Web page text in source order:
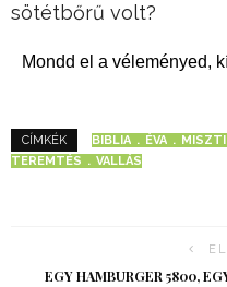
sötétbőrű volt?
Mondd el a véleményed,
CÍMKÉK BIBLIA ÉVA
TEREMTÉS
VALLÁS
EGY HAMBURGER 5800,